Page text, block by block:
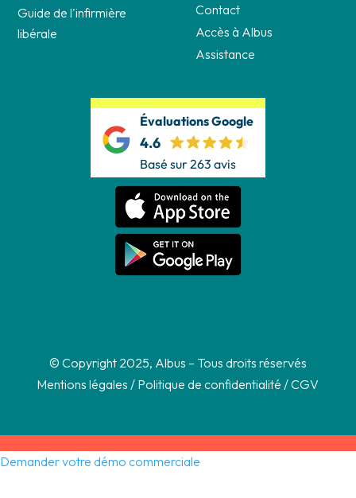
Guide de l'infirmière
libérale
Contact
Accès à Albus
Assistance
Évaluations Google
4.6
Basé sur 263 avis
© Copyright 2025, Albus – Tous droits réservés
Mentions légales / Politique de confidentialité /CGV
Demander votre démo commerciale